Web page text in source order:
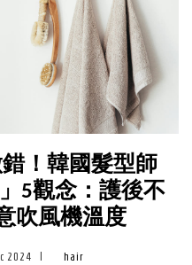
！韓國髮型師
5觀念：護後不
吹風機溫度
2024 hair